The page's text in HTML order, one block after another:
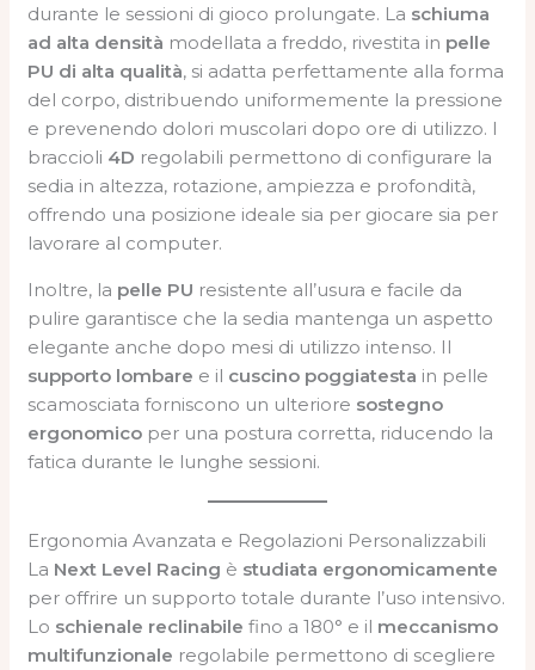
durante le sessioni di gioco prolungate. La schiuma
ad alta densità modellata a freddo, rivestita in pelle
PU di alta qualità, si adatta perfettamente alla forma
del corpo, distribuendo uniformemente la pressione
e prevenendo dolori muscolari dopo ore di utilizzo. I
braccioli 4D regolabili permettono di configurare la
sedia in altezza, rotazione, ampiezza e profondità,
offrendo una posizione ideale sia per giocare sia per
lavorare al computer.
Inoltre, la pelle PU resistente all’usura e facile da
pulire garantisce che la sedia mantenga un aspetto
elegante anche dopo mesi di utilizzo intenso. Il
supporto lombare e il cuscino poggiatesta in pelle
scamosciata forniscono un ulteriore sostegno
ergonomico per una postura corretta, riducendo la
fatica durante le lunghe sessioni.
Ergonomia Avanzata e Regolazioni Personalizzabili
La Next Level Racing è studiata ergonomicamente
per offrire un supporto totale durante l’uso intensivo.
Lo schienale reclinabile fino a 180° e il meccanismo
multifunzionale regolabile permettono di scegliere